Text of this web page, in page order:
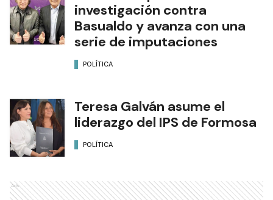
investigación contra
Basualdo y avanza con una
serie de imputaciones
POLÍTICA
Teresa Galván asume el
liderazgo del IPS de Formosa
POLÍTICA
Ads